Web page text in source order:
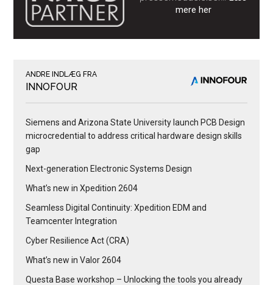
mere her
ANDRE INDLÆG FRA
INNOFOUR
Siemens and Arizona State University launch PCB Design
microcredential to address critical hardware design skills
gap
Next-generation Electronic Systems Design
What’s new in Xpedition 2604
Seamless Digital Continuity: Xpedition EDM and
Teamcenter Integration
Cyber Resilience Act (CRA)
What’s new in Valor 2604
Questa Base workshop – Unlocking the tools you already